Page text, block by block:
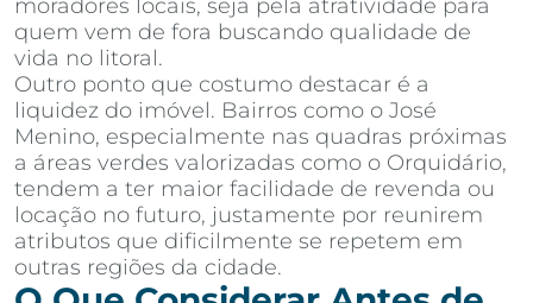
moradores locais, seja pela atratividade para
quem vem de fora buscando qualidade de
vida no litoral.
Outro ponto que costumo destacar é a
liquidez do imóvel. Bairros como o José
Menino, especialmente nas quadras próximas
a áreas verdes valorizadas como o Orquidário,
tendem a ter maior facilidade de revenda ou
locação no futuro, justamente por reunirem
atributos que dificilmente se repetem em
outras regiões da cidade.